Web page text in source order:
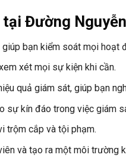
Đường
bạn kiểm soát mọi hoạt
xét mọi sự kiện khi cần.
quả giám sát, giúp bạn
sự kín đáo trong việc giám
trộm cắp và tội phạm.
và tạo ra một môi trường